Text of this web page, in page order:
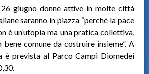
giugno donne attive in molte città
saranno in piazza “perché la pace
è un’utopia ma una pratica collettiva,
bene comune da costruire insieme”. A
è prevista al Parco Campi Diomedei